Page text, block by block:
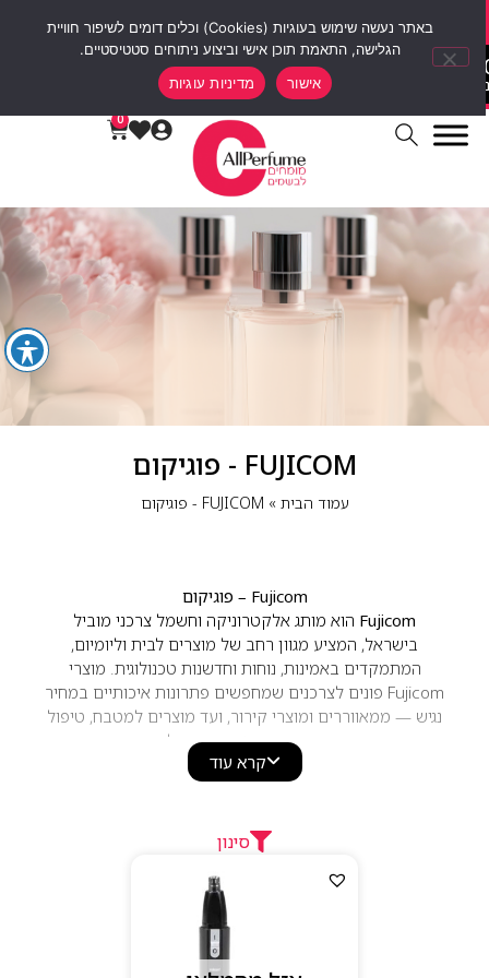
סוף שבוע של הנחות 12% הנחה על כל האתר עם קוד קופון weekend10
00
ימים
00 00
0
FUJICOM - פוגיקום
עמוד הבית» FUJICOM - פוגיקום
Fujicom – פוגיקום
Fujicomהוא מותג אלקטרוניקה וחשמל צרכני מוביל
בישראל, המציע מגוון רחב של מוצרים לבית וליומיום,
המתמקדים באמינות, נוחות וחדשנות טכנולוגית. מוצרי
Fujicom פונים לצרכנים שמחפשים פתרונות איכותיים במחיר
נגיש — ממאווררים ומוצרי קירור, ועד מוצרים למטבח, טיפול
אישי ופתרונות עזר חכמים לבית.
המוצרים של Fujicom מתאפיינים בעיצוב פרקטי ונקי, שימוש
פשוט ואיכות ייצור גבוהה. הטכנולוגיה משלבת ביצועים
מתאימים לכל בית ומשתלבים באופן טבעי בשגרה.
מאווררים, מפזרי חום, טוסטרים ומכשירי
אפייה, מגהצים, קומקומים חשמליים, מוצרי טיפוח אישי,
מכשירי עיסוי, פתרונות חשמל ניידים ועוד
להעניק חוויית שימוש אמינה ויעילה לאורך זמן.
למה לבחור ב–Fujicom
קרא עוד
סינון
באתר נעשה שימוש בעוגיות (Cookies) וכלים דומים לשיפור חוויית
הגלישה, התאמת תוכן אישי וביצוע ניתוחים סטטיסטיים.
אישור
מדיניות עוגיות